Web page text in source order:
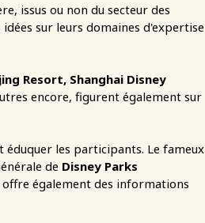
issus ou non du secteur des
sur leurs domaines d'expertise
Resort, Shanghai Disney
encore, figurent également sur
éduquer les participants. Le fameux
de Disney Parks
offre également des informations